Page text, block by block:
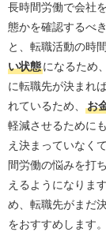
長時間労働で会社
態かを確認するべ
と、転職活動の時
い状態になるため
に転職先が決まれ
れているため、
お
軽減させるためにも
え決まっていなくて
間労働の悩みを打
えるようになりま
め、転職先がまだ
をおすすめします。